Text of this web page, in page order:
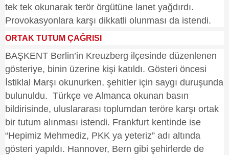
tek tek okunarak terör örgütüne lanet yağdırdı.
Provokasyonlara karşı dikkatli olunması da istendi.
ORTAK TUTUM ÇAĞRISI
BAŞKENT Berlin’in Kreuzberg ilçesinde düzenlenen
gösteriye, binin üzerine kişi katıldı. Gösteri öncesi
İstiklal Marşı okunurken, şehitler için saygı duruşunda
bulunuldu. Türkçe ve Almanca okunan basın
bildirisinde, uluslararası toplumdan teröre karşı ortak
bir tutum alınması istendi. Frankfurt kentinde ise
“Hepimiz Mehmediz, PKK ya yeteriz” adı altında
gösteri yapıldı. Hannover, Bern gibi şehirlerde de